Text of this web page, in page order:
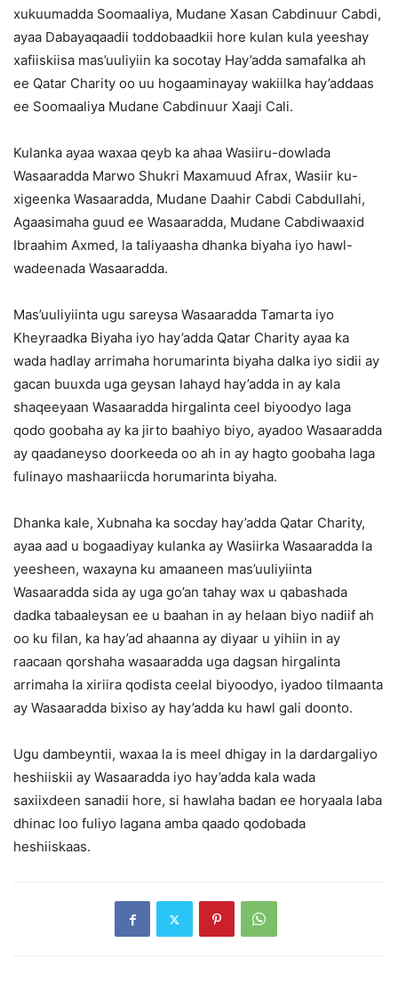
xukuumadda Soomaaliya, Mudane Xasan Cabdinuur Cabdi,
ayaa Dabayaqaadii toddobaadkii hore kulan kula yeeshay
xafiiskiisa mas’uuliyiin ka socotay Hay’adda samafalka ah
ee Qatar Charity oo uu hogaaminayay wakiilka hay’addaas
ee Soomaaliya Mudane Cabdinuur Xaaji Cali.
Kulanka ayaa waxaa qeyb ka ahaa Wasiiru-dowlada
Wasaaradda Marwo Shukri Maxamuud Afrax, Wasiir ku-
xigeenka Wasaaradda, Mudane Daahir Cabdi Cabdullahi,
Agaasimaha guud ee Wasaaradda, Mudane Cabdiwaaxid
Ibraahim Axmed, la taliyaasha dhanka biyaha iyo hawl-
wadeenada Wasaaradda.
Mas’uuliyiinta ugu sareysa Wasaaradda Tamarta iyo
Kheyraadka Biyaha iyo hay’adda Qatar Charity ayaa ka
wada hadlay arrimaha horumarinta biyaha dalka iyo sidii ay
gacan buuxda uga geysan lahayd hay’adda in ay kala
shaqeeyaan Wasaaradda hirgalinta ceel biyoodyo laga
qodo goobaha ay ka jirto baahiyo biyo, ayadoo Wasaaradda
ay qaadaneyso doorkeeda oo ah in ay hagto goobaha laga
fulinayo mashaariicda horumarinta biyaha.
Dhanka kale, Xubnaha ka socday hay’adda Qatar Charity,
ayaa aad u bogaadiyay kulanka ay Wasiirka Wasaaradda la
yeesheen, waxayna ku amaaneen mas’uuliyiinta
Wasaaradda sida ay uga go’an tahay wax u qabashada
dadka tabaaleysan ee u baahan in ay helaan biyo nadiif ah
oo ku filan, ka hay’ad ahaanna ay diyaar u yihiin in ay
raacaan qorshaha wasaaradda uga dagsan hirgalinta
arrimaha la xiriira qodista ceelal biyoodyo, iyadoo tilmaanta
ay Wasaaradda bixiso ay hay’adda ku hawl gali doonto.
Ugu dambeyntii, waxaa la is meel dhigay in la dardargaliyo
heshiiskii ay Wasaaradda iyo hay’adda kala wada
saxiixdeen sanadii hore, si hawlaha badan ee horyaala laba
dhinac loo fuliyo lagana amba qaado qodobada
heshiiskaas.